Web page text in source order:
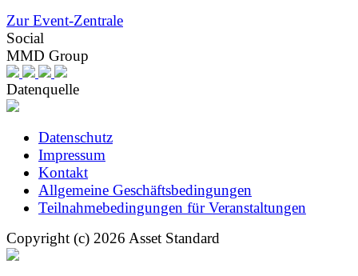
Zur Event-Zentrale
Social
MMD Group
Datenquelle
Datenschutz
Impressum
Kontakt
Allgemeine Geschäftsbedingungen
Teilnahmebedingungen für Veranstaltungen
Copyright (c) 2026 Asset Standard